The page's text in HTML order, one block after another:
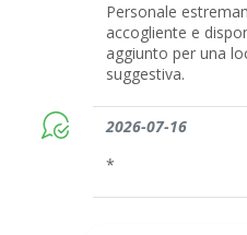
Personale
accogliente e
aggiunto per una
suggestiva.
2026-07-16
*